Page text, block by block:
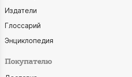
Издатели
Глоссарий
Энциклопедия
Покупателю